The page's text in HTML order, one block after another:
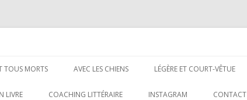
au
TOUS MORTS AVEC LES CHIENS LÉGÈRE ET COURT-VÊTUE
LIVRE COACHING LITTÉRAIRE INSTAGRAM CONTACT